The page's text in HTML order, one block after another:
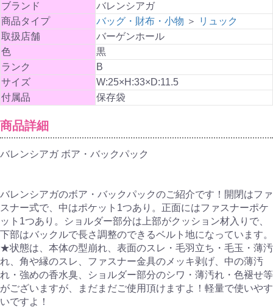
ブランド
バレンシアガ
商品タイプ
バッグ・財布・小物 ＞
リュック
取扱店舗
バーゲンホール
色
黒
ランク
B
サイズ
W:25×H:33×D:11.5
付属品
保存袋
商品詳細
バレンシアガ ボア・バックパック
バレンシアガのボア・バックパックのご紹介です！開閉はファ
スナー式で、中はポケット1つあり。正面にはファスナーポケ
ット1つあり。ショルダー部分は上部がクッション材入りで、
下部はバックルで長さ調整のできるベルト地になっています。
★状態は、本体の型崩れ、表面のスレ・毛羽立ち・毛玉・薄汚
れ、角や縁のスレ、ファスナー金具のメッキ剥げ、中の薄汚
れ・強めの香水臭、ショルダー部分のシワ・薄汚れ・色褪せ等
がございますが、まだまだご使用頂けますよ！軽量で使いやす
いですよ！